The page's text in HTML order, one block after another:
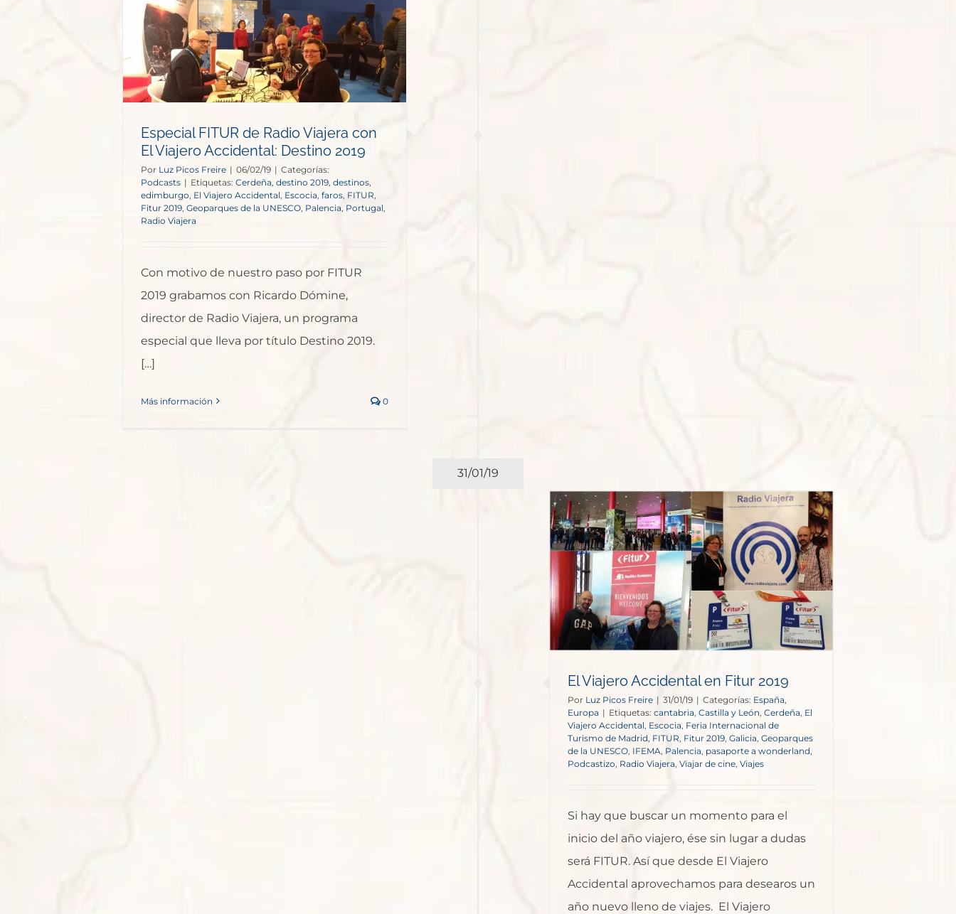
Especial FITUR de Radio Viajera con
El Viajero Accidental: Destino 2019
Por Luz Picos Freire | 06/02/19 | Categorías:
Podcasts | Etiquetas: Cerdeña destino 2019, destinos
edimburgo, El Viajero Accidental Escocia faros, FITUR,
Fitur 2019 Geoparques de la UNESCO Palencia Portugal
Radio Viajera
Con motivo de nuestro paso por FITUR
2019 grabamos con Ricardo Dómine,
director de Radio Viajera, un programa
especial que lleva por título Destino 2019.
[…]
Más información 0
31/01/19
El Viajero Accidental en Fitur 2019
Por Luz Picos Freire | 31/01/19 | Categorías: España,
Europa | Etiquetas: cantabria, Castilla y León, Cerdeña, El
Viajero Accidental, Escocia, Feria Internacional de
Turismo de Madrid, FITUR, Fitur 2019, Galicia, Geoparques
de la UNESCO, IFEMA, Palencia, pasaporte a wonderland,
Podcastizo, Radio Viajera, Viajar de cine, Viajes
Si hay que buscar un momento para el
inicio del año viajero, ése sin lugar a dudas
será FITUR. Así que desde El Viajero
Accidental aprovechamos para desearos un
año nuevo lleno de viajes. El Viajero